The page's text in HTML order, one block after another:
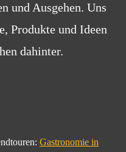
und Ausgehen. Uns
Produkte und Ideen
dahinter.
Gastronomie in